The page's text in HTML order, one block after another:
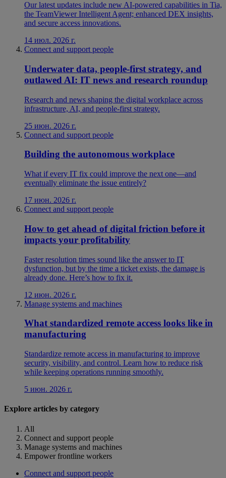
Our latest updates include new AI-powered capabilities in Tia,
the TeamViewer Intelligent Agent; enhanced DEX insights,
and secure access innovations.
14 июл. 2026 г.
Connect and support people
Underwater data, people-first strategy, and
outlawed AI: IT news and research roundup
Research and news shaping the digital workplace across
infrastructure, AI, and people-first strategy.
25 июн. 2026 г.
Connect and support people
Building the autonomous workplace
What if every IT fix could improve the next one—and
eventually eliminate the issue entirely?
17 июн. 2026 г.
Connect and support people
How to get ahead of digital friction before it
impacts your profitability
Faster resolution times sound like the answer to IT
dysfunction, but by the time a ticket exists, the damage is
already done. Here’s how to fix it.
12 июн. 2026 г.
Manage systems and machines
What standardized remote access looks like in
manufacturing
Standardize remote access in manufacturing to improve
security, visibility, and control. Learn how to reduce risk
while keeping operations running smoothly.
5 июн. 2026 г.
Explore articles by category
All
Connect and support people
Manage systems and machines
Empower frontline workers
Connect and support people